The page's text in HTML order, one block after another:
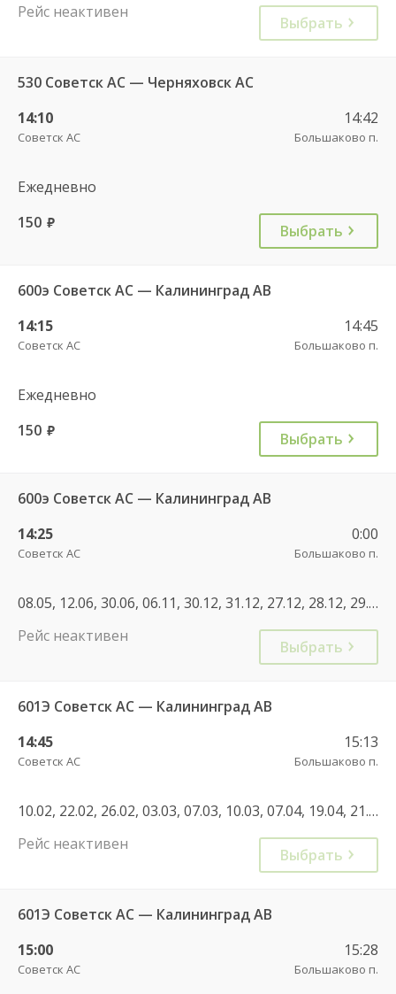
Рейс неактивен
Выбрать
530 Советск АС — Черняховск АС
14:10
Советск АС
14:42
Большаково п.
Ежедневно
150 руб. Выбрать
600э Советск АС — Калининград АВ
14:15
Советск АС
14:45
Большаково п.
Ежедневно
150 руб. Выбрать
600э Советск АС — Калининград АВ
14:25
Советск АС
0:00
Большаково п.
08.05, 12.06, 30.06, 06.11, 30.12, 31.12, 27.12, 28.12, 29.12, 30.12, 31.12, 08.01
Рейс неактивен
Выбрать
601Э Советск АС — Калининград АВ
14:45
Советск АС
15:13
Большаково п.
10.02, 22.02, 26.02, 03.03, 07.03, 10.03, 07.04, 19.04, 21.04, 28.04, 05.05, 20.05, 09.06, 16.06, 23.06, 30.06, 01.07, 08.07, 07.07, 14.07, 21.07, 28.07, 04.08, 11.08, 18.08, 25.08, 01.09, 08.09, 10.09, 22.09, 29.09, 01.10, 08.10, 29.10, 19.11, 10.12, 02.01, 02.01, 03.01, 19.01, 16.02, 22.02, 25.02, 22.02, 25.02, 07.03, 10.03, 01.03, 27.04, 01.05, 08.05, 03.05, 05.05, 12.06, 11.06, 20.07, 27.07, 03.08, 02.11, 03.11, 03.05, 07.06, 30.08, 12.09, 31.12
Рейс неактивен
Выбрать
601Э Советск АС — Калининград АВ
15:00
Советск АС
15:28
Большаково п.